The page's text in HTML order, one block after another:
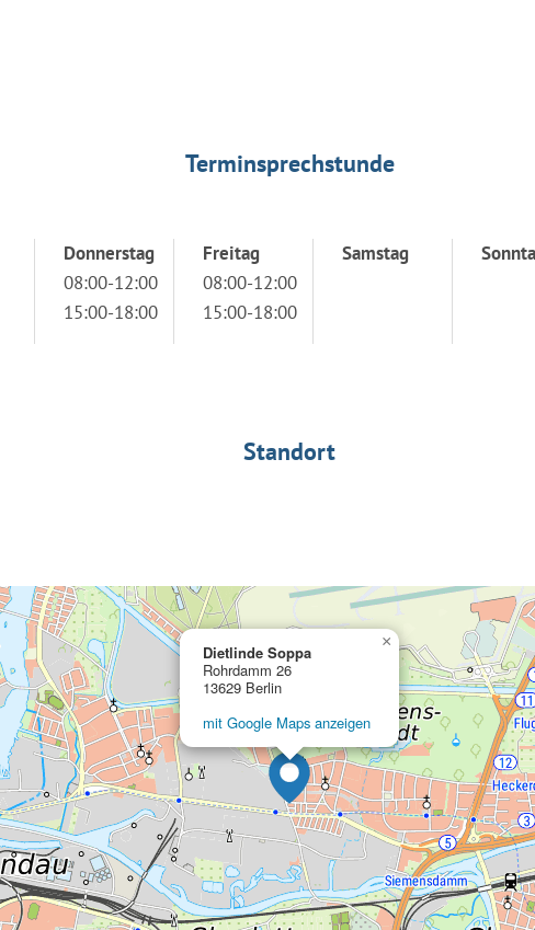
Terminsprechstunde
Donnerstag
08:00-12:00
15:00-18:00
Freitag
08:00-12:00
15:00-18:00
Samstag
Standort
Dietlinde Soppa
Rohrdamm 26
13629 Berlin
mit Google Maps anzeigen
×